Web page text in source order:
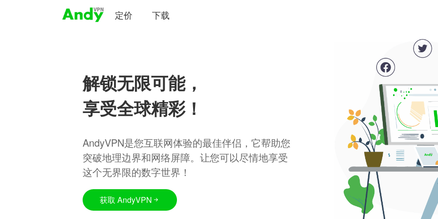
定价 下载
解锁无限可能，
享受全球精彩！
AndyVPN是您互联网体验的最佳伴侣，它帮助您
突破地理边界和网络屏障。让您可以尽情地享受
这个无界限的数字世界！
获取 AndyVPN